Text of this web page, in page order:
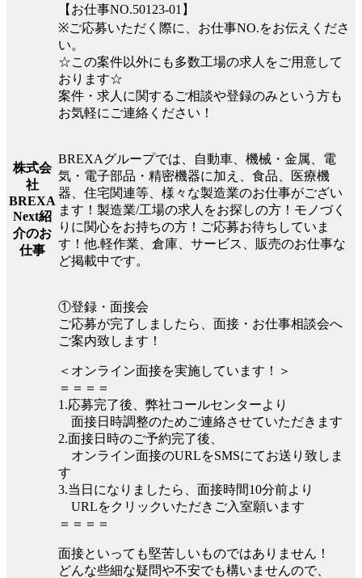
【お仕事NO.50123-01】
※ご応募いただく際に、お仕事NO.をお伝えくださ
い。
☆この案件以外にも多数工場の求人をご用意して
おります☆
案件・求人に関するご相談や登録のみという方も
お気軽にご連絡ください！
株式会
社
BREXA
Next紹
介のお
仕事
BREXAグループでは、自動車、機械・金属、電
気・電子部品・精密機器に加え、食品、医療機
器、住宅関連等、様々な製造業のお仕事がござい
ます！製造業/工場の求人をお探しの方！モノづく
りに関心をお持ちの方！ご応募お待ちしていま
す！他.軽作業、倉庫、サービス、販売のお仕事な
ど掲載中です。
①登録・面接会
ご応募が完了しましたら、面接・お仕事相談会へ
ご案内致します！
＜オンライン面接を実施しています！＞
＝＝＝＝
1.応募完了後、弊社コールセンターより
面接日時調整のためご連絡させていただきます
2.面接日時のご予約完了後、
オンライン面接のURLをSMSにてお送り致しま
す
3.当日になりましたら、面接時間10分前より
URLをクリックいただきご入室願います
＝＝＝＝
面接といっても堅苦しいものではありません！
どんな些細な疑問や不安でも構いませんので、